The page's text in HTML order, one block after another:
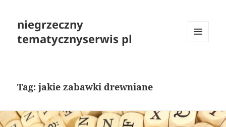
niegrzeczny
tematycznyserwis pl
Tag:jakie zabawki drewniane